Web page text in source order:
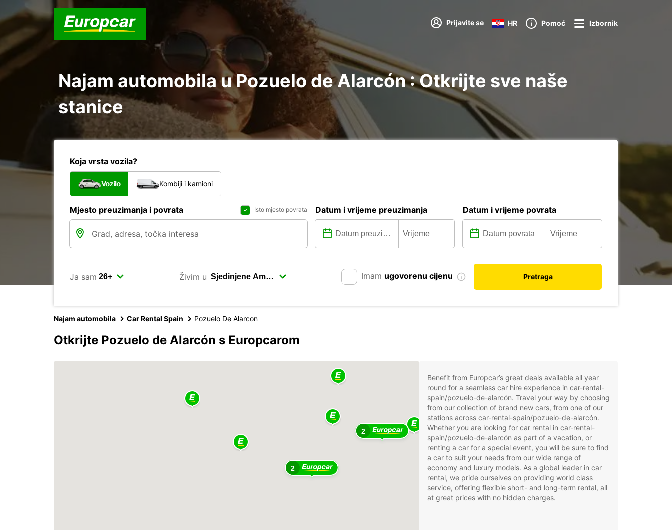
Prijavite se HR Pomoć Izbornik
Najam automobila u Pozuelo de Alarcón : Otkrijte sve naše
stanice
Koja vrsta vozila?
Vozilo Kombiji i kamioni
Mjesto preuzimanja i povrata Isto mjesto povrata Datum i vrijeme preuzimanja Datum i vrijeme povrata
Ja sam Živim u Imam ugovorenu cijenu Pretraga
Najam automobila Car Rental Spain Pozuelo De Alarcon
Otkrijte Pozuelo de Alarcón s Europcarom
2
2
Benefit from Europcar’s great deals available all year
round for a seamless car hire experience in car-rental-
spain/pozuelo-de-alarcón. Travel your way by choosing
from our collection of brand new cars, from one of our
stations across car-rental-spain/pozuelo-de-alarcón.
Whether you are looking for car rental in car-rental-
spain/pozuelo-de-alarcón as part of a vacation, or
renting a car for a special event, you will be sure to find
a car to suit your needs from our wide range of
economy and luxury models. As a global leader in car
rental, we pride ourselves on providing world class
service, offering flexible short- and long-term rental, all
at great prices with no hidden charges.